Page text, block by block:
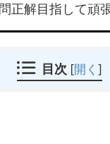
問正解目指して頑
目次 [開く ]